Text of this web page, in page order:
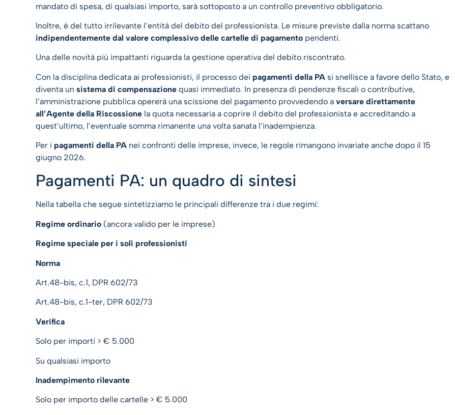
mandato di spesa, di qualsiasi importo, sarà sottoposto a un controllo preventivo obbligatorio.
Inoltre, è del tutto irrilevante l’entità del debito del professionista. Le misure previste dalla norma scattano
indipendentemente dal valore complessivo delle cartelle di pagamento pendenti.
Una delle novità più impattanti riguarda la gestione operativa del debito riscontrato.
Con la disciplina dedicata ai professionisti, il processo dei pagamenti della PA si snellisce a favore dello Stato, e
diventa un sistema di compensazione quasi immediato. In presenza di pendenze fiscali o contributive,
l’amministrazione pubblica opererà una scissione del pagamento provvedendo a versare direttamente
all’Agente della Riscossione la quota necessaria a coprire il debito del professionista e accreditando a
quest’ultimo, l’eventuale somma rimanente una volta sanata l’inadempienza.
Per i pagamenti della PA nei confronti delle imprese, invece, le regole rimangono invariate anche dopo il 15
giugno 2026.
Pagamenti PA: un quadro di sintesi
Nella tabella che segue sintetizziamo le principali differenze tra i due regimi:
Regime ordinario (ancora valido per le imprese)
Regime speciale per i soli professionisti
Norma
Art.48-bis, c.1, DPR 602/73
Art.48-bis, c.1-ter, DPR 602/73
Verifica
Solo per importi > € 5.000
Su qualsiasi importo
Inadempimento rilevante
Solo per importo delle cartelle > € 5.000